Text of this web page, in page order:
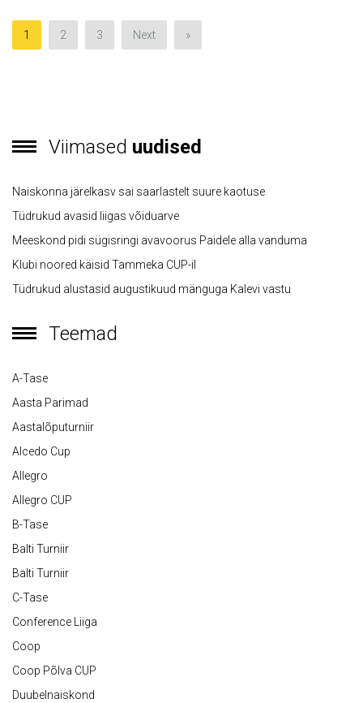
1 2 3 Next »
Viimased uudised
Naiskonna järelkasv sai saarlastelt suure kaotuse
Tüdrukud avasid liigas võiduarve
Meeskond pidi sügisringi avavoorus Paidele alla vanduma
Klubi noored käisid Tammeka CUP-il
Tüdrukud alustasid augustikuud mänguga Kalevi vastu
Teemad
A-Tase
Aasta Parimad
Aastalõputurniir
Alcedo Cup
Allegro
Allegro CUP
B-Tase
Balti Turniir
Balti Turniir
C-Tase
Conference Liiga
Coop
Coop Põlva CUP
Duubelnaiskond